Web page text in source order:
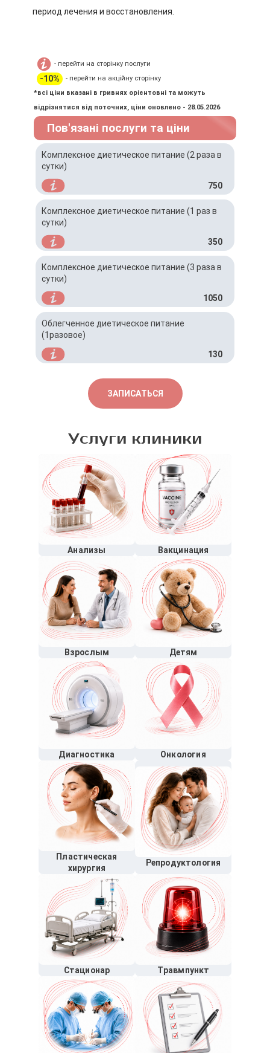
период лечения и восстановления.
- перейти на сторінку послуги
-10%
- перейти на акційну сторінку
*всі ціни вказані в гривнях орієнтовні та можуть
відрізнятися від поточних, ціни оновлено - 28.05.2026
Пов'язані послуги та ціни
Комплексное диетическое питание (2 раза в
сутки)
750
Комплексное диетическое питание (1 раз в
сутки)
350
Комплексное диетическое питание (3 раза в
сутки)
1050
Облегченное диетическое питание
(1разовое)
130
ЗАПИСАТЬСЯ
Услуги клиники
Анализы Вакцинация
Взрослым Детям
Диагностика Онкология
Пластическая
хирургия
Репродуктология
Стационар Травмпункт